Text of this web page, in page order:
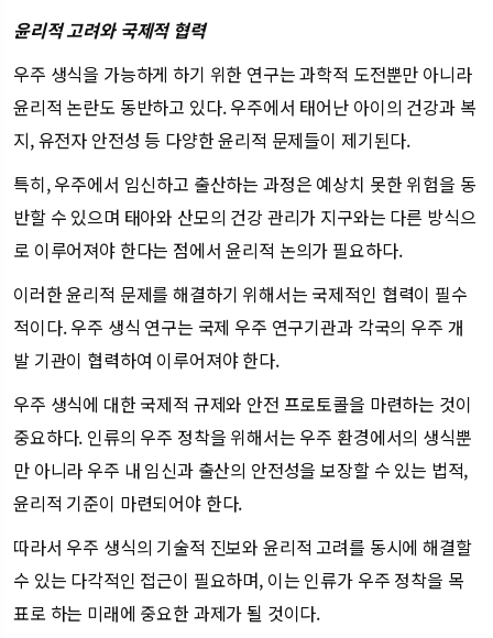
윤리적 고려와 국제적 협력
우주 생식을 가능하게 하기 위한 연구는 과학적 도전뿐만 아니라
윤리적 논란도 동반하고 있다. 우주에서 태어난 아이의 건강과 복
지, 유전자 안전성 등 다양한 윤리적 문제들이 제기된다.
특히, 우주에서 임신하고 출산하는 과정은 예상치 못한 위험을 동
반할 수 있으며 태아와 산모의 건강 관리가 지구와는 다른 방식으
로 이루어져야 한다는 점에서 윤리적 논의가 필요하다.
이러한 윤리적 문제를 해결하기 위해서는 국제적인 협력이 필수
적이다. 우주 생식 연구는 국제 우주 연구기관과 각국의 우주 개
발 기관이 협력하여 이루어져야 한다.
우주 생식에 대한 국제적 규제와 안전 프로토콜을 마련하는 것이
중요하다. 인류의 우주 정착을 위해서는 우주 환경에서의 생식뿐
만 아니라 우주 내 임신과 출산의 안전성을 보장할 수 있는 법적,
윤리적 기준이 마련되어야 한다.
따라서 우주 생식의 기술적 진보와 윤리적 고려를 동시에 해결할
수 있는 다각적인 접근이 필요하며, 이는 인류가 우주 정착을 목
표로 하는 미래에 중요한 과제가 될 것이다.